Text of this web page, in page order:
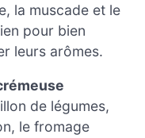
la muscade et le
pour bien
leurs arômes.
de légumes,
le fromage